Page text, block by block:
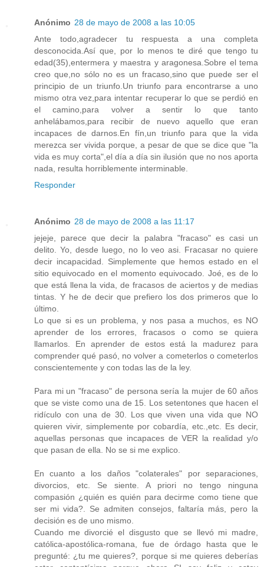
Anónimo 28 de mayo de 2008 a las 10:05
Ante todo,agradecer tu respuesta a una completa
desconocida.Así que, por lo menos te diré que tengo tu
edad(35),entermera y maestra y aragonesa.Sobre el tema
creo que,no sólo no es un fracaso,sino que puede ser el
principio de un triunfo.Un triunfo para encontrarse a uno
mismo otra vez,para intentar recuperar lo que se perdió en
el camino,para volver a sentir lo que tanto
anhelábamos,para recibir de nuevo aquello que eran
incapaces de darnos.En fín,un triunfo para que la vida
merezca ser vivida porque, a pesar de que se dice que "la
vida es muy corta",el día a día sin ilusión que no nos aporta
nada, resulta horriblemente interminable.
Responder
Anónimo 28 de mayo de 2008 a las 11:17
jejeje, parece que decir la palabra "fracaso" es casi un
delito. Yo, desde luego, no lo veo asi. Fracasar no quiere
decir incapacidad. Simplemente que hemos estado en el
sitio equivocado en el momento equivocado. Joé, es de lo
que está llena la vida, de fracasos de aciertos y de medias
tintas. Y he de decir que prefiero los dos primeros que lo
último.
Lo que si es un problema, y nos pasa a muchos, es NO
aprender de los errores, fracasos o como se quiera
llamarlos. En aprender de estos está la madurez para
comprender qué pasó, no volver a cometerlos o cometerlos
conscientemente y con todas las de la ley.
Para mi un "fracaso" de persona sería la mujer de 60 años
que se viste como una de 15. Los setentones que hacen el
ridículo con una de 30. Los que viven una vida que NO
quieren vivir, simplemente por cobardía, etc.,etc. Es decir,
aquellas personas que incapaces de VER la realidad y/o
que pasan de ella. No se si me explico.
En cuanto a los daños "colaterales" por separaciones,
divorcios, etc. Se siente. A priori no tengo ninguna
compasión ¿quién es quién para decirme como tiene que
ser mi vida?. Se admiten consejos, faltaría más, pero la
decisión es de uno mismo.
Cuando me divorcié el disgusto que se llevó mi madre,
católica-apostólica-romana, fue de órdago hasta que le
pregunté: ¿tu me quieres?, porque si me quieres deberías